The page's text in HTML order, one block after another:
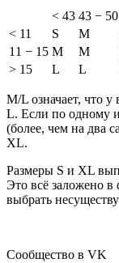
< 43 43 − 50
< 11
S M
11 − 15 M M
> 15
L L
M/L означает, что
L. Если по одному
(более, чем на два
XL.
Размеры S и XL
Это всё заложено в
выбрать
Сообщество в VK